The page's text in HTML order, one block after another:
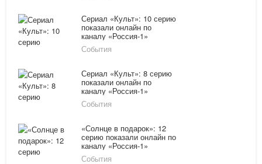
Сериал «Культ»: 10 серию
показали онлайн по
каналу «Россия-1»
18.02.16
События
Сериал «Культ»: 8 серию
показали онлайн по
каналу «Россия-1»
17.02.16
События
«Солнце в подарок»: 12
серию показали онлайн по
каналу «Россия-1»
08.02.16
События